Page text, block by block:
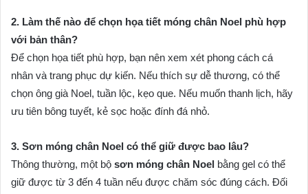
2. Làm thế nào để chọn họa tiết móng chân Noel phù hợp
với bản thân?
Để chọn họa tiết phù hợp, bạn nên xem xét phong cách cá
nhân và trang phục dự kiến. Nếu thích sự dễ thương, có thể
chọn ông già Noel, tuần lộc, kẹo que. Nếu muốn thanh lịch, hãy
ưu tiên bông tuyết, kẻ sọc hoặc đính đá nhỏ.
3. Sơn móng chân Noel có thể giữ được bao lâu?
Thông thường, một bộ sơn móng chân Noel bằng gel có thể
giữ được từ 3 đến 4 tuần nếu được chăm sóc đúng cách. Đối